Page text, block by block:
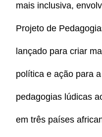
mais inclusiva,
Projeto de
lançado para criar
política e ação para
pedagogias lúdicas
em três países